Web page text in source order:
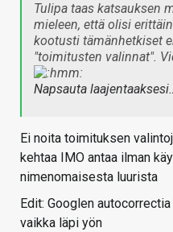
Tulipa taas katsauksen
mieleen, että olisi
kootusti tämänhetkiset
"toimitusten valinnat".
Napsauta
Ei noita toimituksen
kehtaa IMO antaa ilman
nimenomaisesta luurista
Edit: Googlen
vaikka läpi yön